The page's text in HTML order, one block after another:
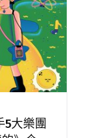
大樂團